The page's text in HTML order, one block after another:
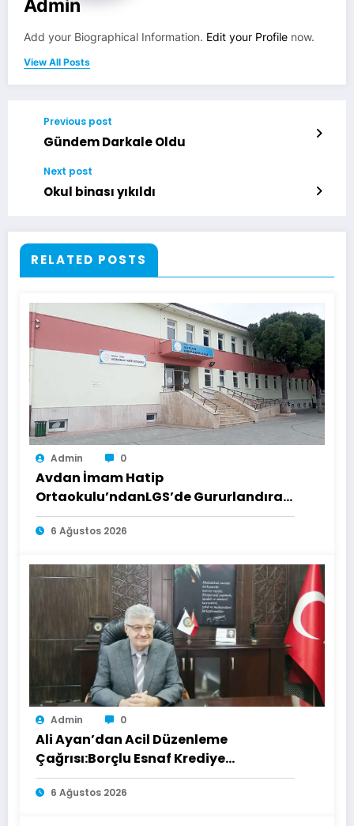
Admin
Add your Biographical Information. Edit your Profile now.
View All Posts
Previous post
Gündem Darkale Oldu
Next post
Okul binası yıkıldı
RELATED POSTS
Admin 0
Avdan İmam Hatip
Ortaokulu’ndanLGS’de Gururlandıran
Başarı
6 Ağustos 2026
Admin 0
Ali Ayan’dan Acil Düzenleme
Çağrısı:Borçlu Esnaf Krediye
Ulaşamıyor
6 Ağustos 2026